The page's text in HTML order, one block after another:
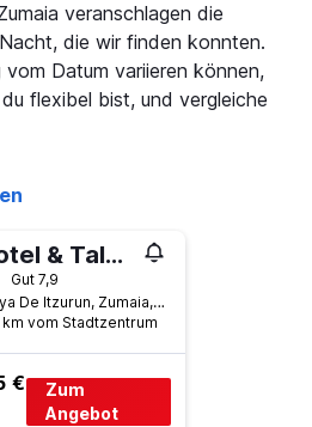
veranschlagen die
die wir finden konnten.
Datum variieren können,
flexibel bist, und vergleiche
Hotel & Talasoterapia Zelai
Gut 7,9
Playa De Itzurun, Zumaia, Provinz Gipuzkoa, Spanien
km vom Stadtzentrum
€
Zum
Angebot